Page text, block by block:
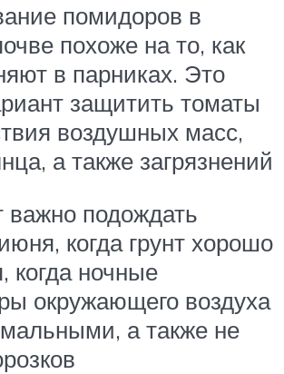
помидоров в
похоже на то, как
в парниках. Это
защитить томаты
воздушных масс,
а также загрязнений
важно подождать
когда грунт хорошо
когда ночные
окружающего воздуха
а также не